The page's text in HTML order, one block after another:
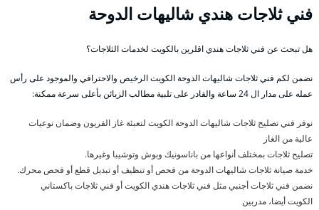
فني ثلاجات هندي شاليهات الدوحة
هل تبحث عن فني ثلاجات هندي اقلرين بالكويت لخدمات الثلاجات؟
نضمن لكم فني ثلاجات شاليهات الدوحة الكويت الرخيص والاحترافي والموجود على رأس
عمله على مدار ال 24 ساعة والقادر على تلبية مطالب الزبائن بأعلى سرعة ممكنة:
نوفر فني تصليح ثلاجات شاليهات الدوحة الكويت لتعبئة غاز الفريون وضمان نوعيات
عالية من الغاز
تصليح ثلاجات بمختلف أنواعها من باناسونيك وبوش وتوشيبا وغيرها.
خدمة صيانة ثلاجات شاليهات الدوحة من فحص أو تنظيف أو تبديل قطع أو فحص محرك.
نضمن فني ثلاجات أجنبي مثل فني ثلاجات هندي الكويت أو فني ثلاجات باكستاني
الكويت أيضا، مدربين